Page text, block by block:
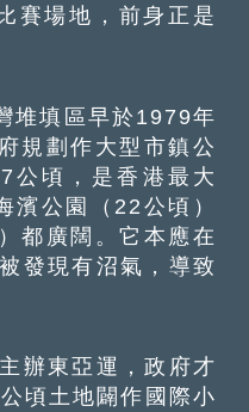
賽場地，前身正是
填區早於1979年
規劃作大型市鎮公
公頃，是香港最大
濱公園（22公頃）
都廣闊。它本應在
發現有沼氣，導致
東亞運，政府才
頃土地闢作國際小